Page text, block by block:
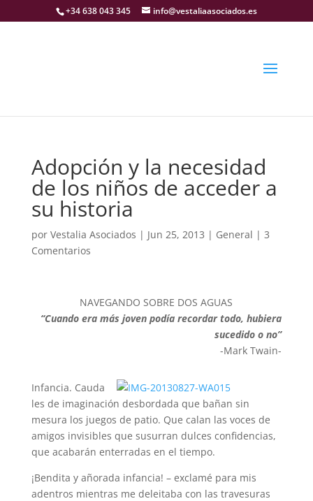
+34 638 043 345 info@vestaliaasociados.es
Adopción y la necesidad
de los niños de acceder a
su historia
por Vestalia Asociados | Jun 25, 2013 | General | 3
Comentarios
NAVEGANDO SOBRE DOS AGUAS
“Cuando era más joven podía recordar todo, hubiera
sucedido o no”
-Mark Twain-
Infancia. Cauda
les de imaginación desbordada que bañan sin
mesura los juegos de patio. Que calan las voces de
amigos invisibles que susurran dulces confidencias,
que acabarán enterradas en el tiempo.
¡Bendita y añorada infancia! – exclamé para mis
adentros mientras me deleitaba con las travesuras